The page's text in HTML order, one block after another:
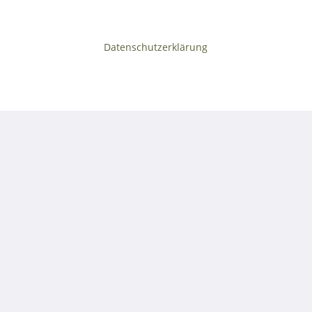
Datenschutzerklärung